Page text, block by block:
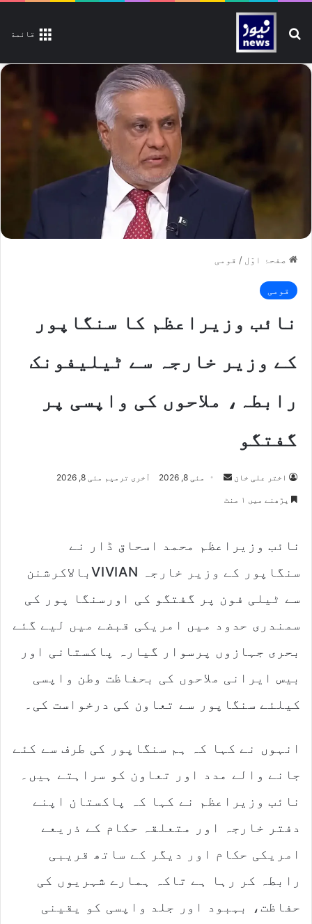
قائمة تلاش کیجیے
صفحۂ اوّل / قومی
قومی
نائب وزیراعظم کا سنگاپور
کے وزیر خارجہ سے ٹیلیفونک
رابطہ، ملاحوں کی واپسی پر
گفتگو
اختر علی خان
Send مئی 8, 2026 آخری ترمیم مئی 8, 2026
پڑھنے میں ۱ منٹ
نائب وزیراعظم محمد اسحاق ڈار نے
سنگاپور کے وزیر خارجہ VIVIANبالاکرشنن
سے ٹیلی فون پر گفتگو کی اورسنگا پور کی
سمندری حدود میں امریکی قبضے میں لیے گئے
بحری جہازوں پرسوار گیارہ پاکستانی اور
بیس ایرانی ملاحوں کی بحفاظت وطن واپسی
کیلئے سنگاپور سے تعاون کی درخواست کی۔
انہوں نے کہا کہ ہم سنگاپور کی طرف سے کئے
جانے والے مدد اور تعاون کو سراہتے ہیں۔
نائب وزیراعظم نے کہا کہ پاکستان اپنے
دفتر خارجہ اور متعلقہ حکام کے ذریعے
امریکی حکام اور دیگر کے ساتھ قریبی
رابطہ کر رہا ہے تاکہ ہمارے شہریوں کی
حفاظت، بہبود اور جلد واپسی کو یقینی